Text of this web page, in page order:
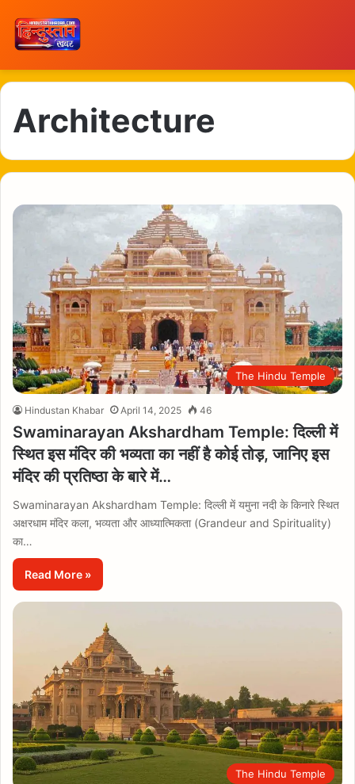
Architecture
The Hindu Temple
Hindustan Khabar April 14, 2025 46
Swaminarayan Akshardham Temple: दिल्ली में
स्थित इस मंदिर की भव्यता का नहीं है कोई तोड़, जानिए इस
मंदिर की प्रतिष्ठा के बारे में…
Swaminarayan Akshardham Temple: दिल्ली में यमुना नदी के किनारे स्थित
अक्षरधाम मंदिर कला, भव्यता और आध्यात्मिकता (Grandeur and Spirituality)
का…
Read More »
The Hindu Temple